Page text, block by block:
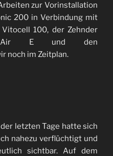
zur Vorinstallation
200 in Verbindung mit
100, der Zehnder
E und den
noch im Zeitplan.
letzten Tage hatte sich
nahezu verflüchtigt und
sichtbar. Auf dem